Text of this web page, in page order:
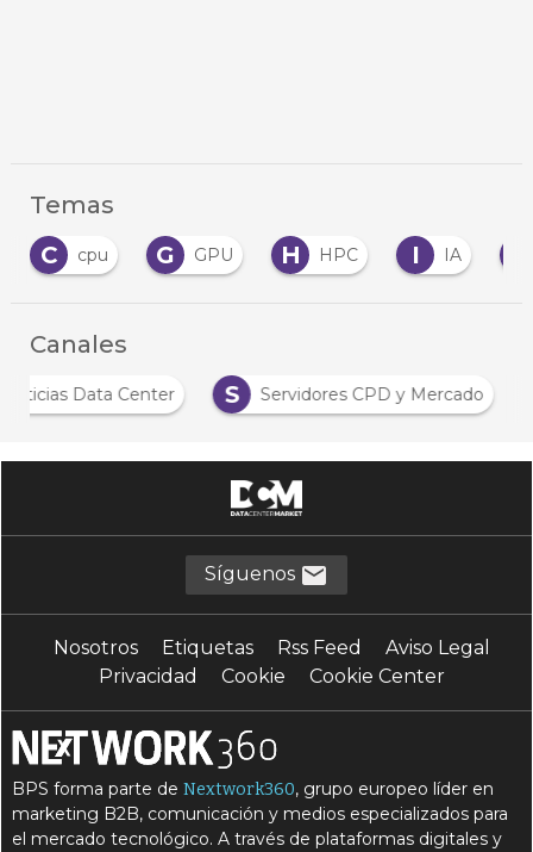
Temas
C
cpu G GPU H HPC I IA
Canales
Noticias Data Center S Servidores CPD y Mercado
Síguenos
Nosotros Etiquetas Rss Feed
Aviso Legal
Privacidad
Cookie Cookie Center
BPS forma parte deNextwork360, grupo europeo líder en
marketing B2B, comunicación y medios especializados para
el mercado tecnológico. A través de plataformas digitales y